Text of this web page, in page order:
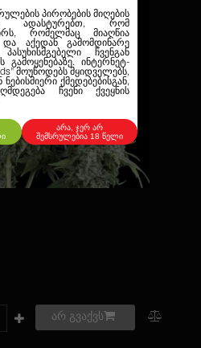
პირობების მიღების
ადასტურებთ, რომ
რომელმაც მიაღწია
აქედან გამომდინარე
ჩვენგან
გამოყენებაზე. ინტერნეტ-
მოუწოდებს მყიდველებს,
ქმედებებისგან,
ჩვენი ქვეყნის
არა, ჯერ არ
შემსრულებია 18 წელი
არ გვაქვს